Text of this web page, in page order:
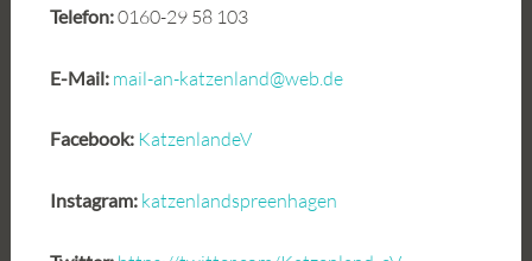
Telefon:0160-29 58 103
E-Mail: mail-an-katzenland@web.de
Facebook: KatzenlandeV
Instagram: katzenlandspreenhagen